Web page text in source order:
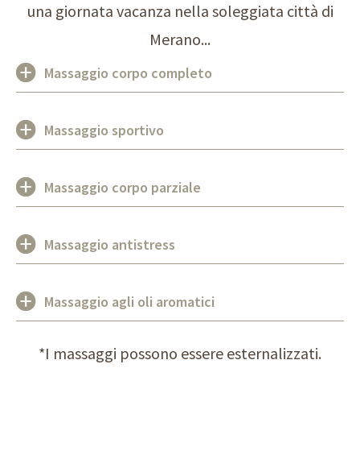
una giornata vacanza nella soleggiata città di
Merano...
Massaggio corpo completo
Massaggio sportivo
Massaggio corpo parziale
Massaggio antistress
Massaggio agli oli aromatici
*I massaggi possono essere esternalizzati.